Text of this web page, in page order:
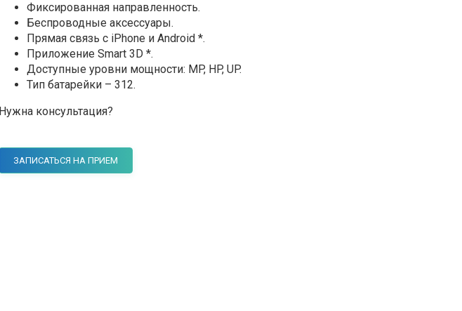
Фиксированная направленность.
Беспроводные аксессуары.
Прямая связь с iPhone и Android *.
Приложение Smart 3D *.
Доступные уровни мощности: MP, HP, UP.
Тип батарейки – 312.
Нужна консультация?
ЗАПИСАТЬСЯ НА ПРИЕМ